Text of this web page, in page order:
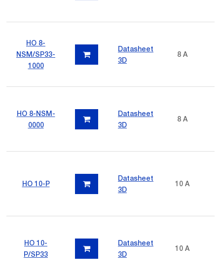
HO 8-
NSM/SP33-
1000
Datasheet
3D
8 A
HO 8-NSM-
0000
Datasheet
3D
8 A
HO 10-P
Datasheet
3D
10 A
HO 10-
P/SP33
Datasheet
3D
10 A